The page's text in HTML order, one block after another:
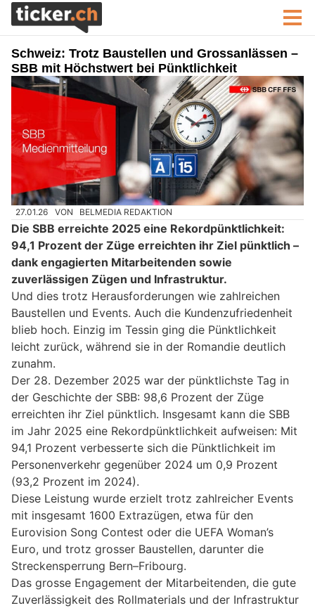
Schweiz: Trotz Baustellen und Grossanlässen –
SBB mit Höchstwert bei Pünktlichkeit
27.01.26 VON BELMEDIA REDAKTION
Die SBB erreichte 2025 eine Rekordpünktlichkeit:
94,1 Prozent der Züge erreichten ihr Ziel pünktlich –
dank engagierten Mitarbeitenden sowie
zuverlässigen Zügen und Infrastruktur.
Und dies trotz Herausforderungen wie zahlreichen
Baustellen und Events. Auch die Kundenzufriedenheit
blieb hoch. Einzig im Tessin ging die Pünktlichkeit
leicht zurück, während sie in der Romandie deutlich
zunahm.
Der 28. Dezember 2025 war der pünktlichste Tag in
der Geschichte der SBB: 98,6 Prozent der Züge
erreichten ihr Ziel pünktlich. Insgesamt kann die SBB
im Jahr 2025 eine Rekordpünktlichkeit aufweisen: Mit
94,1 Prozent verbesserte sich die Pünktlichkeit im
Personenverkehr gegenüber 2024 um 0,9 Prozent
(93,2 Prozent im 2024).
Diese Leistung wurde erzielt trotz zahlreicher Events
mit insgesamt 1600 Extrazügen, etwa für den
Eurovision Song Contest oder die UEFA Woman’s
Euro, und trotz grosser Baustellen, darunter die
Streckensperrung Bern–Fribourg.
Das grosse Engagement der Mitarbeitenden, die gute
Zuverlässigkeit des Rollmaterials und der Infrastruktur